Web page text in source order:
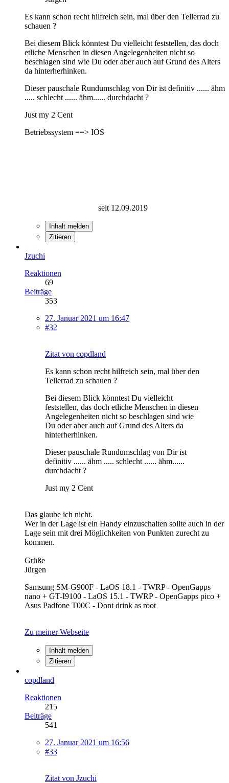
Es kann schon recht hilfreich sein, mal über den Tellerrad zu
schauen ?
Bei diesem Blick könntest Du vielleicht feststellen, das doch
etliche Menschen in diesen Angelegenheiten nicht so
beschlagen sind wie Du oder aber auch auf Grund des Alters
da hinterherhinken.
Dieser pauschale Rundumschlag von Dir ist definitiv ...... ähm
..... schlecht ...... ähm...... durchdacht ?
Just my 2 Cent
Betriebssystem ==> IOS
seit 12.09.2019
Inhalt melden
Zitieren
Jzuchi
Reaktionen
69
Beiträge
353
27. Januar 2021 um 16:47
#32
Zitat von copdland
Es kann schon recht hilfreich sein, mal über den
Tellerrad zu schauen ?
Bei diesem Blick könntest Du vielleicht
feststellen, das doch etliche Menschen in diesen
Angelegenheiten nicht so beschlagen sind wie
Du oder aber auch auf Grund des Alters da
hinterherhinken.
Dieser pauschale Rundumschlag von Dir ist
definitiv ...... ähm ..... schlecht ...... ähm......
durchdacht ?
Just my 2 Cent
Das glaube ich nicht.
Wer in der Lage ist ein Handy einzuschalten sollte auch in der
Lage sein mit drei Möglichkeiten von Punkten zurecht zu
kommen.
Grüße
Jürgen
Samsung SM-G900F - LaOS 18.1 - TWRP - OpenGapps
nano + GT-I9100 - LaOS 15.1 - TWRP - OpenGapps pico +
Asus Padfone T00C - Dont drink as root
Zu meiner Webseite
Inhalt melden
Zitieren
copdland
Reaktionen
215
Beiträge
541
27. Januar 2021 um 16:56
#33
Zitat von Jzuchi